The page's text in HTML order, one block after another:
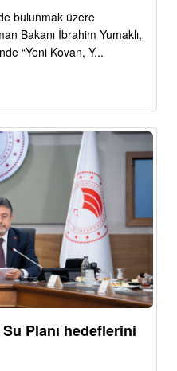
bulunmak üzere
Bakanı İbrahim Yumaklı,
“Yeni Kovan, Y...
Planı hedeflerini